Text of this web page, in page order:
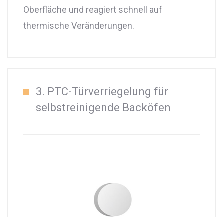
Oberfläche und reagiert schnell auf
thermische Veränderungen.
3. PTC-Türverriegelung für
selbstreinigende Backöfen